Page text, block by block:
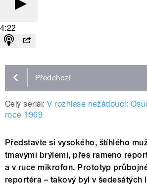
4:22
Předchozí
Celý seriál: V rozhlase nežádoucí:
roce 1969
Představte si vysokého, štíhlého
tmavými brýlemi, přes rameno
a v ruce mikrofon. Prototyp
reportéra – takový byl v šedesátých